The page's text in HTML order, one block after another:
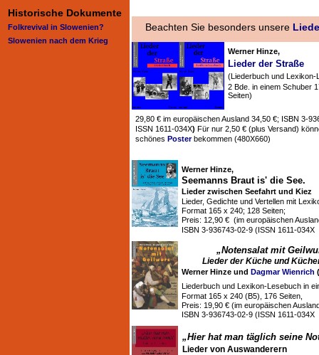
Historische Dokumente
Folkrevival in Slowenien?
Slowenien nach dem Krieg
Beachten Sie besonders unsere
Werner Hinze,
Lieder der Straße
(Liederbuch und Lexikon-
2 Bde. in einem Schuber
Seiten)
29,80 € im europäischen Ausland 34,50 €; ISBN 3-
ISSN 1611-034X) Für nur 2,50 € (plus Versand)
schönes Posterbekommen (480X660)
Werner Hinze,
Seemanns Braut is' die See.
Lieder zwischen Seefahrt und Kiez
Lieder, Gedichte und Vertellen mit
Format 165 x 240; 128 Seiten;
Preis: 12,90 € (im europäischen
ISBN 3-936743-02-9 (ISSN 1611-034X
„Notensalat mit
Lieder der Küche und
Werner Hinze und Dagmar Wienrich
Liederbuch und Lexikon-Lesebuch in
Format 165 x 240 (B5), 176 Seiten,
Preis: 19,90 € (im europäischen
ISBN 3-936743-02-9 (ISSN 1611-034X
„Hier hat man täglich seine
Lieder von Auswanderern